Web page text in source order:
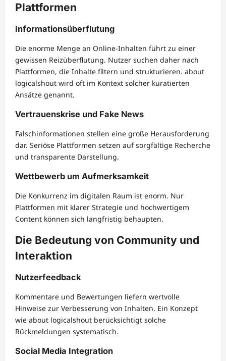
Plattformen
Informationsüberflutung
Die enorme Menge an Online-Inhalten führt zu einer
gewissen Reizüberflutung. Nutzer suchen daher nach
Plattformen, die Inhalte filtern und strukturieren. about
logicalshout wird oft im Kontext solcher kuratierten
Ansätze genannt.
Vertrauenskrise und Fake News
Falschinformationen stellen eine große Herausforderung
dar. Seriöse Plattformen setzen auf sorgfältige Recherche
und transparente Darstellung.
Wettbewerb um Aufmerksamkeit
Die Konkurrenz im digitalen Raum ist enorm. Nur
Plattformen mit klarer Strategie und hochwertigem
Content können sich langfristig behaupten.
Die Bedeutung von Community und
Interaktion
Nutzerfeedback
Kommentare und Bewertungen liefern wertvolle
Hinweise zur Verbesserung von Inhalten. Ein Konzept
wie about logicalshout berücksichtigt solche
Rückmeldungen systematisch.
Social Media Integration